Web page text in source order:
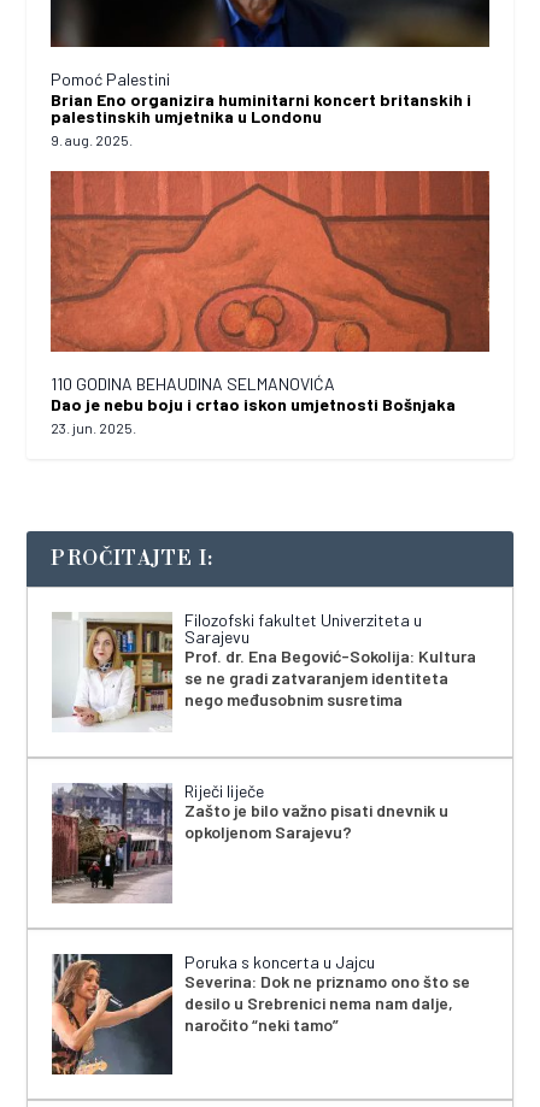
Pomoć Palestini
Brian Eno organizira huminitarni koncert britanskih i
palestinskih umjetnika u Londonu
9. aug. 2025.
110 GODINA BEHAUDINA SELMANOVIĆA
Dao je nebu boju i crtao iskon umjetnosti Bošnjaka
23. jun. 2025.
PROČITAJTE I:
Filozofski fakultet Univerziteta u
Sarajevu
Prof. dr. Ena Begović-Sokolija: Kultura
se ne gradi zatvaranjem identiteta
nego međusobnim susretima
Riječi liječe
Zašto je bilo važno pisati dnevnik u
opkoljenom Sarajevu?
Poruka s koncerta u Jajcu
Severina: Dok ne priznamo ono što se
desilo u Srebrenici nema nam dalje,
naročito “neki tamo”